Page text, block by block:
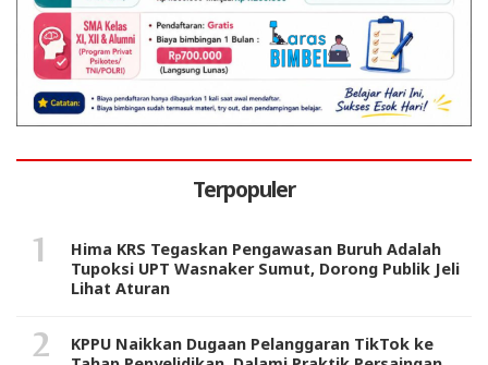
Terpopuler
Hima KRS Tegaskan Pengawasan Buruh Adalah
Tupoksi UPT Wasnaker Sumut, Dorong Publik Jeli
Lihat Aturan
KPPU Naikkan Dugaan Pelanggaran TikTok ke